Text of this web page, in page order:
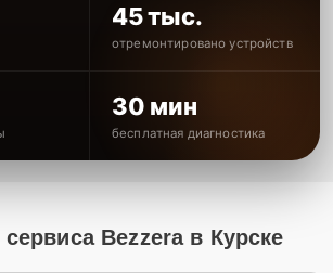
45 тыс.
отремонтировано устройств
30 мин
бесплатная диагностика
Bezzera в Курске